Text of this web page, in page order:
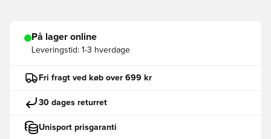
På lager online
Leveringstid: 1-3 hverdage
Fri fragt ved køb over 699 kr
30 dages returret
Unisport prisgaranti